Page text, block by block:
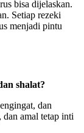
bisa dijelaskan.
Setiap rezeki
menjadi pintu
shalat?
dan
amal tetap inti